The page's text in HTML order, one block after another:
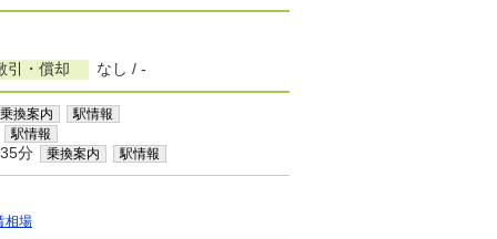
引・償却 なし / -
乗換案内 駅情報
駅情報
分 乗換案内 駅情報
相場